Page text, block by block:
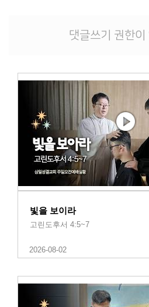
댓글쓰기 권한이
빛을 보이라
고린도후서 4:5~7
2026-08-02